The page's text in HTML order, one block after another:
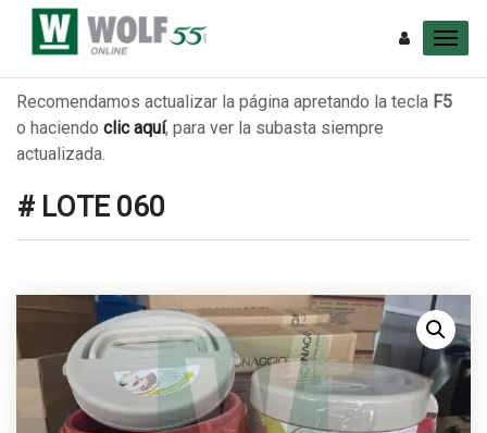
Recomendamos actualizar la página apretando la tecla F5
o haciendo clic aquí, para ver la subasta siempre
actualizada.
# LOTE 060